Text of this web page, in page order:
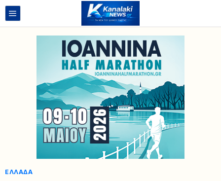
ΕΛΛΆΔΑ